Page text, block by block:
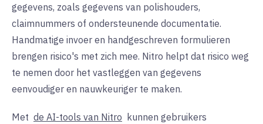
gegevens, zoals gegevens van polishouders,
claimnummers of ondersteunende documentatie.
Handmatige invoer en handgeschreven formulieren
brengen risico's met zich mee. Nitro helpt dat risico weg
te nemen door het vastleggen van gegevens
eenvoudiger en nauwkeuriger te maken.
Met de AI-tools van Nitro kunnen gebruikers